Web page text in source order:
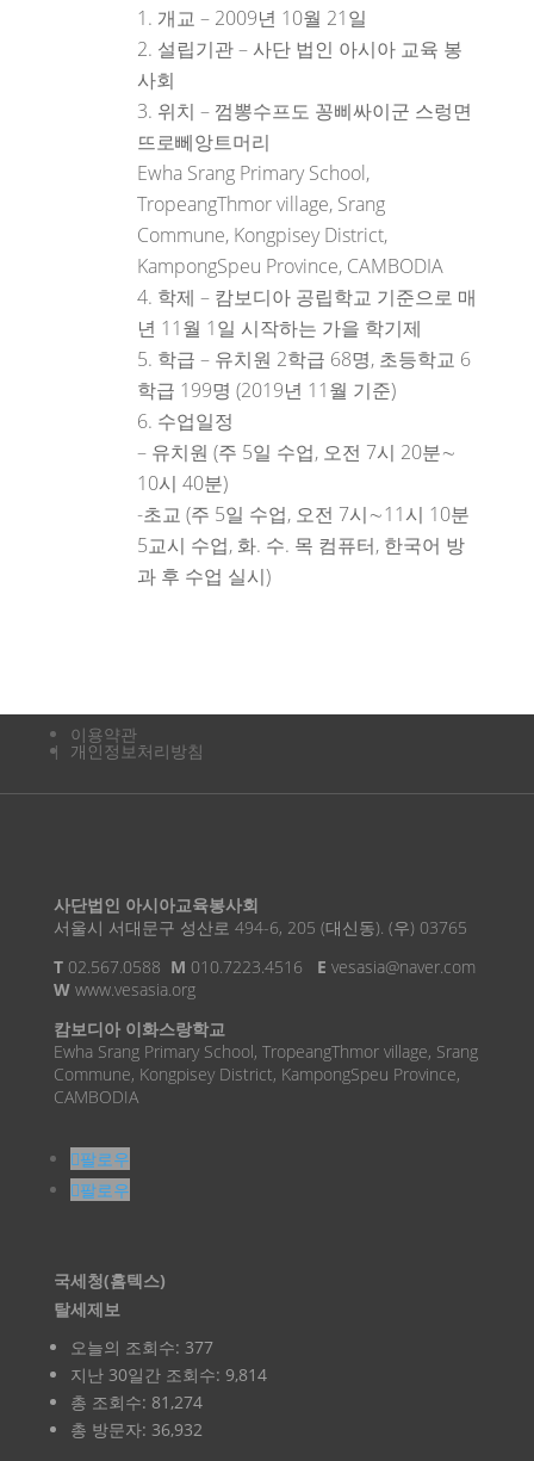
개교 – 2009년 10월 21일
설립기관 – 사단 법인 아시아 교육 봉
사회
위치 – 껌뽕수프도 꽁삐싸이군 스렁면
뜨로뻬앙트머리
Ewha Srang Primary School,
TropeangThmor village, Srang
Commune, Kongpisey District,
KampongSpeu Province, CAMBODIA
학제 – 캄보디아 공립학교 기준으로 매
년 11월 1일 시작하는 가을 학기제
학급 – 유치원 2학급 68명, 초등학교 6
학급 199명 (2019년 11월 기준)
수업일정
– 유치원 (주 5일 수업, 오전 7시 20분∼
10시 40분)
-초교 (주 5일 수업, 오전 7시∼11시 10분
5교시 수업, 화. 수. 목 컴퓨터, 한국어 방
과 후 수업 실시)
이용약관
개인정보처리방침
사단법인 아시아교육봉사회
서울시 서대문구 성산로 494-6, 205 (대신동). (우) 03765
T02.567.0588 M 010.7223.4516 E vesasia@naver.com
Wwww.vesasia.org
캄보디아 이화스랑학교
Ewha Srang Primary School, TropeangThmor village, Srang
Commune, Kongpisey District, KampongSpeu Province,
CAMBODIA
팔로우
팔로우
국세청(홈텍스)
탈세제보
오늘의 조회수: 377
지난 30일간 조회수: 9,814
총 조회수: 81,274
총 방문자: 36,932